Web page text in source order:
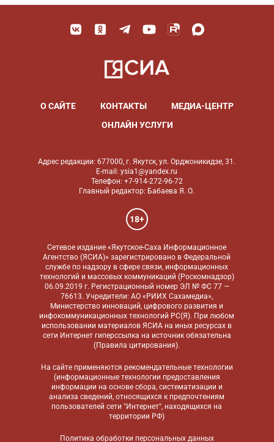
О САЙТЕ КОНТАКТЫ
МЕДИА-ЦЕНТР
ОНЛАЙН УСЛУГИ
Адрес редакции: 677000, г. Якутск, ул. Орджоникидзе, 31.
E-mail: ysia1@yandex.ru
Телефон: +7-914-272-96-72
Главный редактор: Бабаева Я. О.
18+
Сетевое издание «Якутское-Саха Информационное
Агентство (ЯСИА)» зарегистрировано в Федеральной
службе по надзору в сфере связи, информационных
технологий и массовых коммуникаций (Роскомнадзор)
06.09.2019 г. Регистрационный номер ЭЛ № ФС 77 —
76613. Учредители: АО «РИИХ Сахамедиа»,
Министерство инноваций, цифрового развития и
инфокоммуникационных технологий РС(Я). При любом
использовании материалов ЯСИА на иных ресурсах в
сети Интернет гиперссылка на источник обязательна
(Правила цитирования).
На сайте применяются рекомендательные технологии
(информационные технологии предоставления
информации на основе сбора, систематизации и
анализа сведений, относящихся к предпочтениям
пользователей сети "Интернет", находящихся на
территории РФ)
Политика обработки персональных данных